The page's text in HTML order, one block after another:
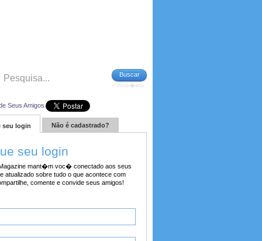
Buscar
>>Avan�ada
Seus Amigos
seu login Não é cadastrado?
seu login
mant�m voc� conectado aos seus
atualizado sobre tudo o que acontece com
comente e convide seus amigos!